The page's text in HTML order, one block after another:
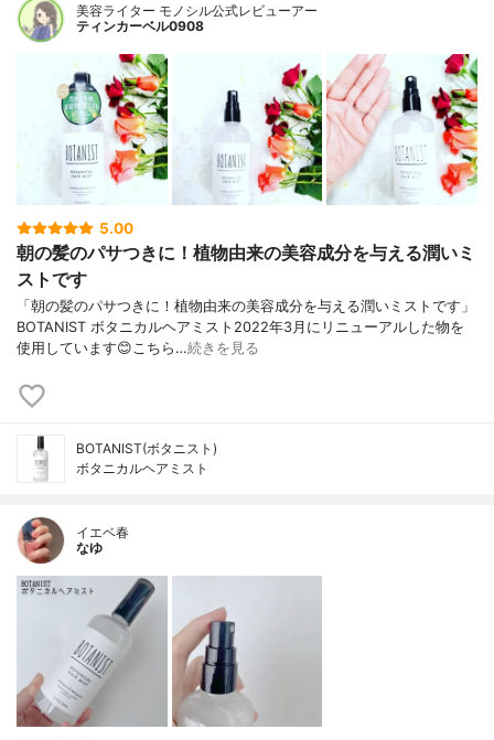
美容ライター モノシル公式レビューアー
ティンカーベル0908
5.00
朝の髪のパサつきに！植物由来の美容成分を与える潤いミ
ストです
「朝の髪のパサつきに！植物由来の美容成分を与える潤いミストです」
BOTANIST ボタニカルヘアミスト2022年3月にリニューアルした物を
使用しています😊こちら…続きを見る
BOTANIST(ボタニスト)
ボタニカルヘアミスト
イエベ春
なゆ